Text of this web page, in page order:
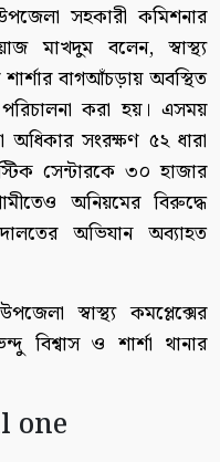
সহকারী কমিশনার
মাখদুম বলেন, স্বাস্থ্য
শার্শার বাগআঁচড়ায় অবস্থিত
করা হয়। এসময়
সংরক্ষণ ৫২ ধারা
সেন্টারকে ৩০ হাজার
অনিয়মের বিরুদ্ধে
অভিযান অব্যাহত
স্বাস্থ্য কমপ্লেক্সের
বিশ্বাস ও শার্শা থানার
one